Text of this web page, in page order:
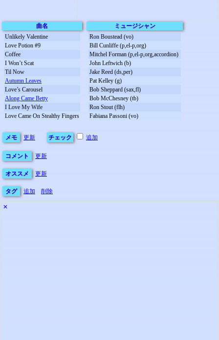
曲名
Unlikely Valentine
Love Potion #9
Coffee
I Won’t Scat
Til Now
Autumn Leaves
Love’s Carousel
Along Came Betty
I Love My Wife
Love Came On Stealthy Fingers
ミュージシャン
Ron Boustead (vo)
Bill Cunliffe (p,el-p,org)
Mitchel Forman (p,el-p,org,accordion)
John Leftwich (b)
Jake Reed (ds,per)
Pat Kelley (g)
Bob Sheppard (sax,fl)
Bob McChesney (tb)
Ron Stout (flh)
Fabiana Passoni (vo)
メモ 更新 チェック 追加
コメント 更新
オススメ 更新
タグ 追加 削除
✕